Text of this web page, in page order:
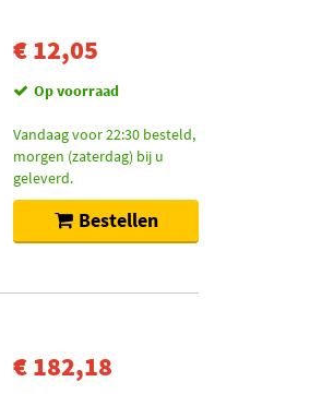
€ 12,05
Op voorraad
Vandaag voor 22:30 besteld,
morgen (zaterdag) bij u
geleverd.
Bestellen
€ 182,18